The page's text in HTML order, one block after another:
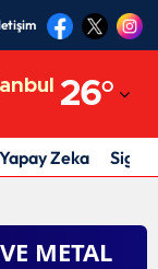
26°
Afyonkarahisar
Amasya
Yapay Zeka
METAL